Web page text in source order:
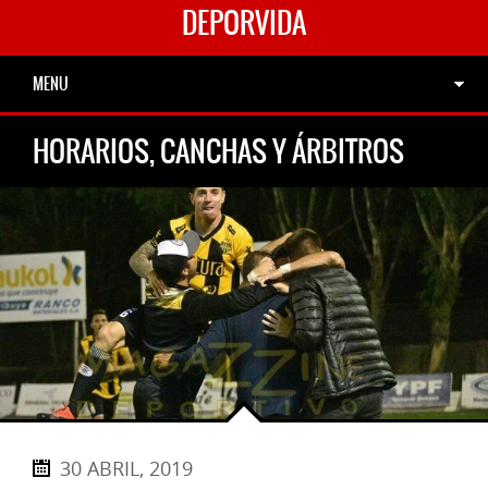
DEPORVIDA
MENU
HORARIOS, CANCHAS Y ÁRBITROS
30 ABRIL, 2019